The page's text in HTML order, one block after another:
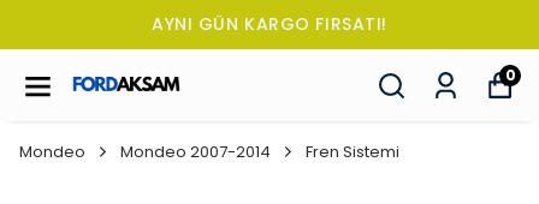
AYNI GÜN KARGO FIRSATI!
0
Mondeo Mondeo 2007-2014 Fren Sistemi